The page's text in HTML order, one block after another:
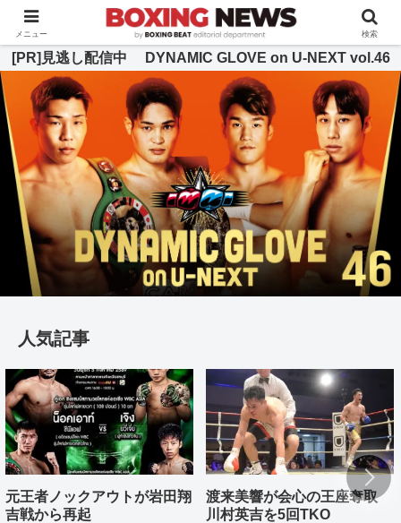
BOXING BEAT [ボクシング・ビート] 公式サイト
[PR]見逃し配信中 DYNAMIC GLOVE on U-NEXT vol.46
人気記事
元王者ノックアウトが岩田翔
吉戦から再起
渡来美響が会心の王座奪取
川村英吉を5回TKO
メニュー 検索